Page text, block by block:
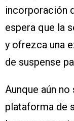
incorporación
espera que la
y ofrezca una
de suspense
Aunque aún
plataforma de